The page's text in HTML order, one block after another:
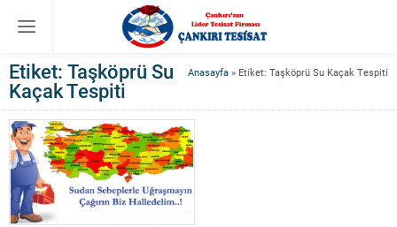
Anasayfa » Etiket: Taşköprü Su Kaçak Tespiti
Etiket: Taşköprü Su
Kaçak Tespiti